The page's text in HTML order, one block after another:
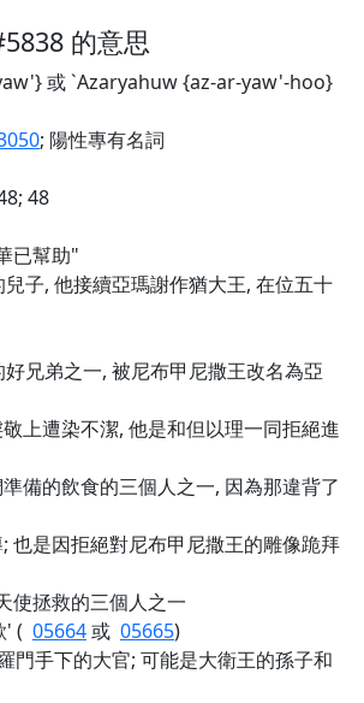
的意思
或 `Azaryahuw {az-ar-yaw'-hoo}
; 陽性專有名詞
48
已幫助"
子, 他接續亞瑪謝作猶大王, 在位五十
兄弟之一, 被尼布甲尼撒王改名為亞
上遭染不潔, 他是和但以理一同拒絕進
備的飲食的三個人之一, 因為那違背了
也是因拒絕對尼布甲尼撒王的雕像跪拜
使拯救的三個人之一
' ( 05664或 05665)
門手下的大官; 可能是大衛王的孫子和